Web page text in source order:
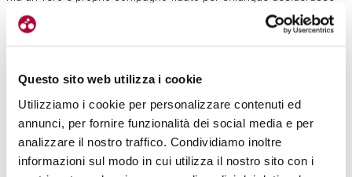
Questo sito web utilizza i cookie
Utilizziamo i cookie per personalizzare contenuti ed
annunci, per fornire funzionalità dei social media e per
analizzare il nostro traffico. Condividiamo inoltre
informazioni sul modo in cui utilizza il nostro sito con i
vivere avventure audaci e superare i propri limiti.